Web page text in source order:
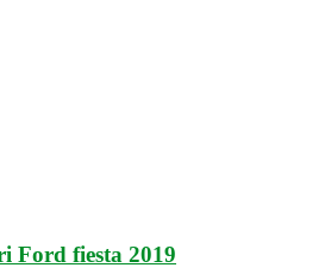
Ford fiesta 2019